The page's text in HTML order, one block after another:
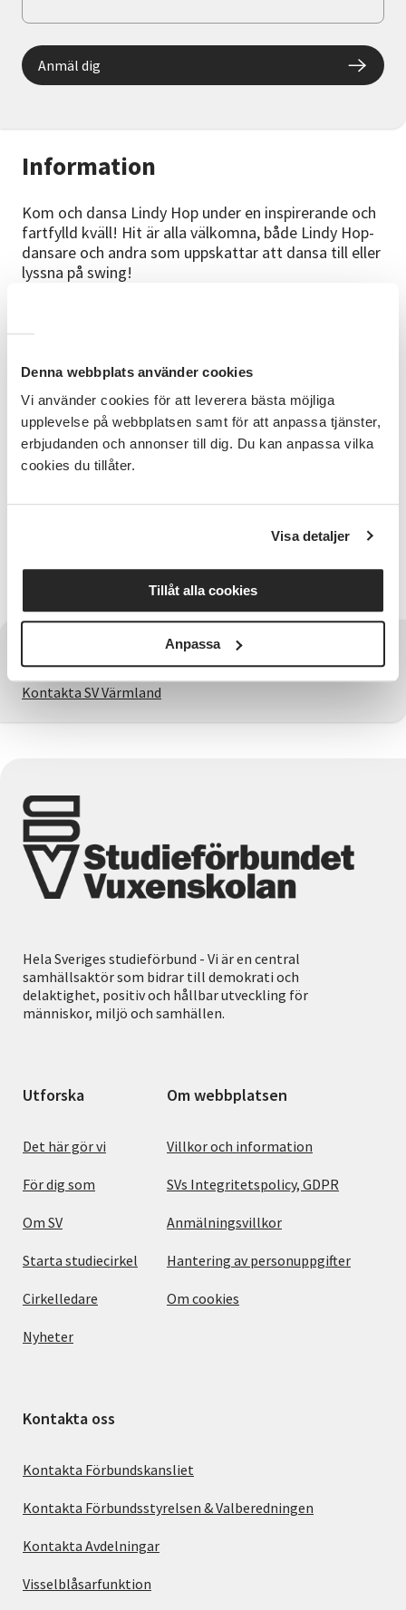
Denna webbplats använder cookies
Vi använder cookies för att leverera bästa möjliga
upplevelse på webbplatsen samt för att anpassa tjänster,
erbjudanden och annonser till dig. Du kan anpassa vilka
cookies du tillåter.
Visa detaljer
Tillåt alla cookies
Anpassa
Information
Kom och dansa Lindy Hop under en inspirerande och
fartfylld kväll! Hit är alla välkomna, både Lindy Hop-
dansare och andra som uppskattar att dansa till eller
lyssna på swing!
med start kl 19:00. Ingen föranmälan. Entré: 50 kr
Innan socialdansen erbjuder vi en kostnadsfri
workshop i Lindy Hop. Workshopen är på nybörjarnivå
men även du som har dansat tidigare är välkommen.
Anmäl dig till workshopen här.
Kontakta Ronja Lindgren, ronja.lindgren@sv.se eller
Varmt välkommen!
Anmäl dig
Kontakta SV Värmland
Hela Sveriges studieförbund - Vi är en central
samhällsaktör som bidrar till demokrati och
delaktighet, positiv och hållbar utveckling för
människor, miljö och samhällen.
Utforska
Det här gör vi
För dig som
Om SV
Starta studiecirkel
Cirkelledare
Nyheter
Om webbplatsen
Villkor och information
SVs Integritetspolicy, GDPR
Anmälningsvillkor
Hantering av personuppgifter
Om cookies
Kontakta oss
Kontakta Förbundskansliet
Kontakta Förbundsstyrelsen & Valberedningen
Kontakta Avdelningar
Visselblåsarfunktion